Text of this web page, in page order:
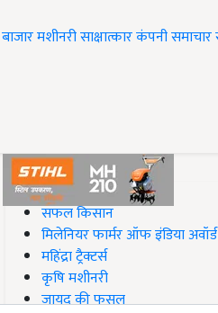
बाजारमशीनरीसाक्षात्कारकंपनी समाचार
#Top on Krishi Jagran
सफल किसान
मिलेनियर फार्मर ऑफ इंडिया अवॉर्ड
महिंद्रा ट्रैक्टर्स
कृषि मशीनरी
जायद की फसल